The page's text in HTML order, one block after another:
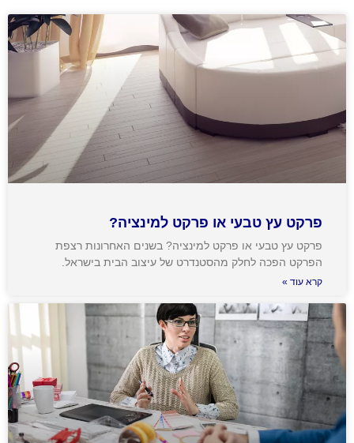
פרקט עץ טבעי או פרקט למינציה?
פרקט עץ טבעי או פרקט למינציה? בשנים האחרונות רצפת
הפרקט הפכה לחלק מהסטנדרט של עיצוב הבית בישראל.
קרא עוד »